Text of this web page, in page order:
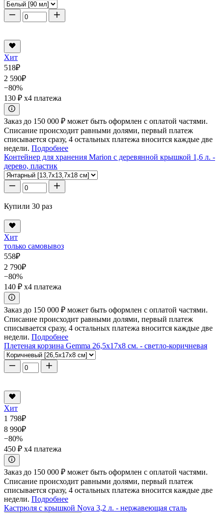
Хит
518₽
2 590₽
−80%
130 ₽ x4 платежа
Заказ до 150 000 ₽ может быть оформлен с оплатой частями.
Списание происходит равными долями, первый платеж
списывается сразу, 4 остальных платежа вносится каждые две
недели. Подробнее
Контейнер для хранения Marion с деревянной крышкой 1,6 л. -
дерево, пластик
Купили 30 раз
Хит
только самовывоз
558₽
2 790₽
−80%
140 ₽ x4 платежа
Заказ до 150 000 ₽ может быть оформлен с оплатой частями.
Списание происходит равными долями, первый платеж
списывается сразу, 4 остальных платежа вносится каждые две
недели. Подробнее
Плетеная корзина Gemma 26,5x17x8 см. - светло-коричневая
Хит
1 798₽
8 990₽
−80%
450 ₽ x4 платежа
Заказ до 150 000 ₽ может быть оформлен с оплатой частями.
Списание происходит равными долями, первый платеж
списывается сразу, 4 остальных платежа вносится каждые две
недели. Подробнее
Кастрюля с крышкой Nova 3,2 л. - нержавеющая сталь